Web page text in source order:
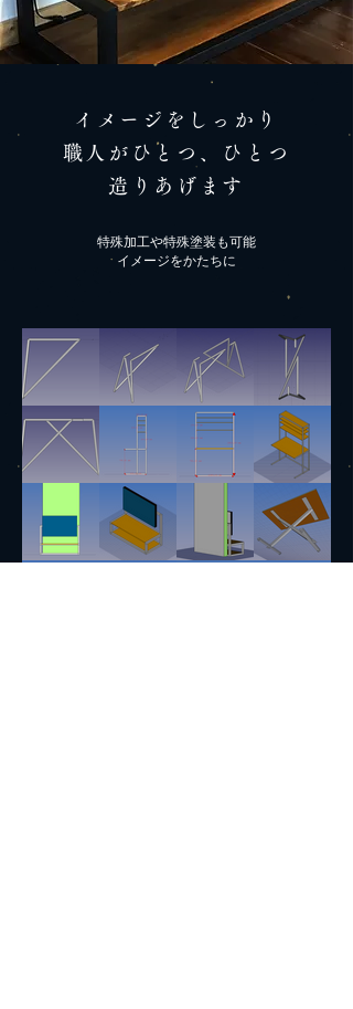
イメージをしっかり
職人がひとつ、ひとつ
造りあげます​
特殊加工や特殊塗装も可能
​イメージをかたちに